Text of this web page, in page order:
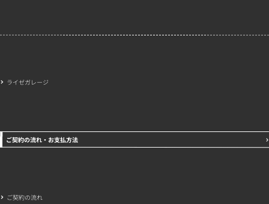
ライゼガレージ
ご契約の流れ・お支払方法
ご契約の流れ